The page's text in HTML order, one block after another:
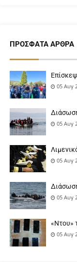
ΠΡΌΣΦΑΤΑ ΆΡΘΡΑ
05 Αυγ
05 Αυγ
05 Αυγ
05 Αυγ
«Ντου»
05 Αυγ